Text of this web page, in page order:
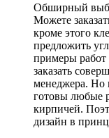
Обширный
Можете
кроме этого
предложить
примеры работ
заказать
менеджера. Но
готовы любые
кирпичей.
дизайн в